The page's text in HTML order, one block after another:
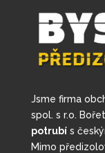
Jsme firma
spol. s r.o.
potrubís
Mimo